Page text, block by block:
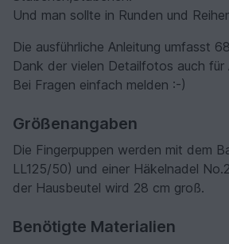
Und man sollte in Runden und
Die ausführliche Anleitung umfasst
Dank der vielen Detailfotos auch für
Bei Fragen einfach melden :-)
Größenangaben
Die Fingerpuppen werden mit dem
LL125/50) und einer Häkelnadel
der Hausbeutel wird 28 cm groß.
Benötigte Materialien